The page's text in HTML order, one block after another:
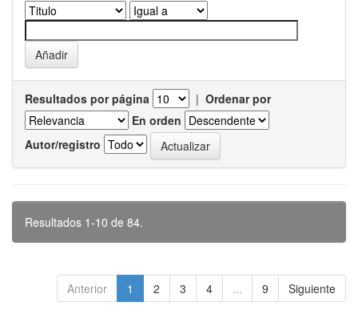
Resultados por página | Ordenar por
En orden
Autor/registro
Resultados 1-10 de 84.
Anterior 1 2 3 4 ... 9 Siguiente